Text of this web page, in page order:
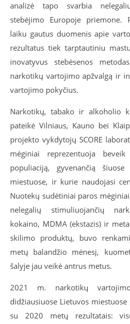
analizė tapo svarbia
stebėjimo Europoje priemone.
laiku gautus duomenis apie
rezultatus tiek tarptautiniu
inovatyvus stebėsenos
narkotikų vartojimo apžvalgą ir
vartojimo pokyčius.
Narkotikų, tabako ir alkoholio
pateikė Vilniaus, Kauno bei
projekto vykdytojų SCORE
mėginiai reprezentuoja
populiaciją, gyvenančią šiuose
miestuose, ir kurie naudojasi
Nuotekų sudėtiniai paros
nelegalių stimuliuojančių
kokaino, MDMA (ekstazis) ir
skilimo produktų, buvo
metų balandžio mėnesį,
šalyje jau veikė antrus metus.
2021 m. narkotikų
didžiausiuose Lietuvos
su 2020 metų rezultatais: